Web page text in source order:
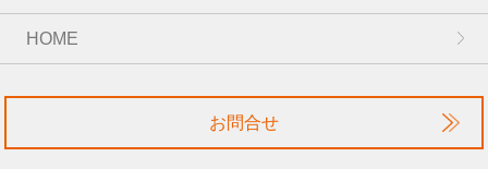
HOME
お問合せ